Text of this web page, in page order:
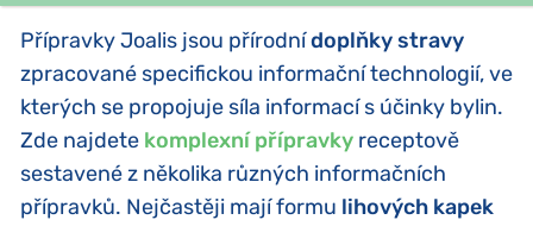
Přípravky Joalis jsou přírodnídoplňky stravy
zpracované specifickou informační technologií, ve
kterých se propojuje síla informací s účinky bylin.
Zde najdete komplexní přípravky receptově
sestavené z několika různých informačních
přípravků. Nejčastěji mají formu lihových kapek